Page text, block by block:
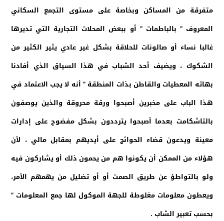
متفرقة من المساكن وبخاصة على مستوى التجمع السكاني
المعروف ” بالباطمات ” أو ببعض المحلات التجارية التي تديرها
غالبا نساء أو صالونات للحلاقة بشكل غير عادي يثير الكثير من
الشكوك ، ويضيف أحد الشباب في هذا السياق الذي أفادنا
بهاته المعطيات والقاطن بذات المنطقة ” أنه لا يجب الاعتماد في
هذا الباب على مخبرين أصبحوا ورقة محروقة والذين يوصفون
بالتاشكامت بعدما أصبحوا يترددون بشكل مفضوح على إدارات
معينة ويدعون قضاء الحوائج على أيديهم بمقابل مالي ، لأن
هؤلاء من الممكن أن يكونوا هم من يحمون ذلك أو يشاركون فيه
ولو بالتواطؤ عن طريق الصمت أو أو تضليل من يهمهم الأمر،
ويعطون معلومات مغلوطة للجهة الموكول لها جمع المعلومات ”
بحسب تعبير الشاب .